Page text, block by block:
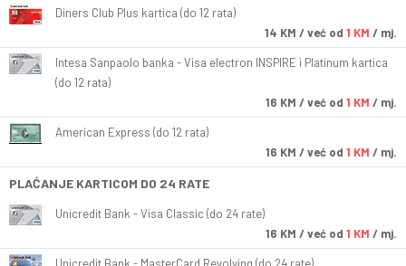
Diners Club Plus kartica (do 12 rata)
14 KM / već od 1 KM / mj.
Intesa Sanpaolo banka - Visa electron INSPIRE i Platinum kartica
(do 12 rata)
16 KM / već od 1 KM / mj.
American Express (do 12 rata)
16 KM / već od 1 KM / mj.
PLAĆANJE KARTICOM DO 24 RATE
Unicredit Bank - Visa Classic (do 24 rate)
16 KM / već od 1 KM / mj.